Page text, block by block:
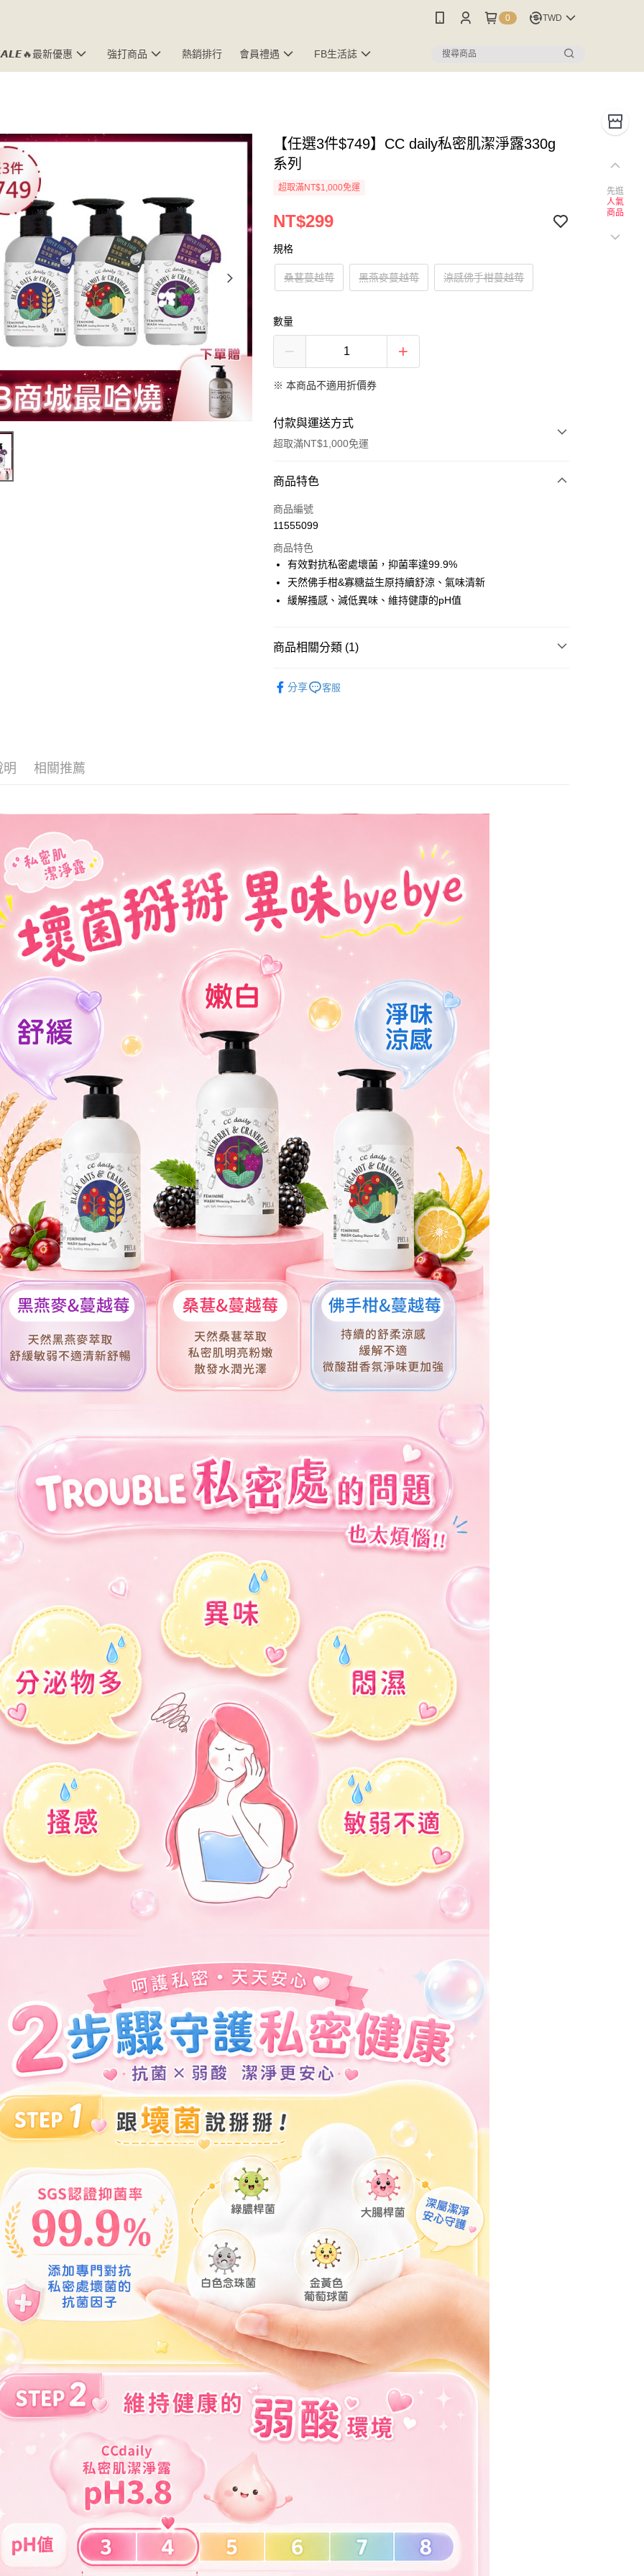
0 TWD
最新優惠 強打商品 熱銷排行 會員禮遇 FB生活誌
【任選3件$749】CC daily私密肌潔淨露330g
系列
超取滿NT$1,000免運
NT$299
規格
桑葚蔓越莓 黑燕麥蔓越莓 涼感佛手柑蔓越莓
數量
※ 本商品不適用折價券
付款與運送方式
超取滿NT$1,000免運
付款方式
信用卡一次付款
3 期 0 利率 每期NT$99
合作金庫商業銀行
第一商業銀行
華南商業銀行
彰化商業銀行
臺灣中小企業銀行
匯豐（台灣）商業銀行
元大商業銀行
超商取貨付款
悠遊付
流程，驗證手機門號後，選擇欲分期的期數、繳款截止日，確認付款後即
4.訂單成立30分鐘內，如未前往確認交易或遇審核未通過，訂單將自動取
消。如遇「轉專審核」未通過狀況，表示未達大哥付你分期系統評分，恕
無法說明評估內容。
【繳款方式說明】
1.分期款項不併入電信帳單，「大哥付你分期」於每月結算日後寄送繳費提
醒簡訊。
2.透過簡訊連結打開帳單後，可選擇「超商條碼／台灣大直營門市／銀行轉
【注意事項】
1.本服務係由「台灣大哥大股份有限公司」（以下簡稱本公司）所提供，讓
用戶於交易時，得透過本服務購買商品或服務，並由商店將買賣／分期付
款買賣價金債權讓與本公司後，依約使用本公司帳單繳交帳款。
2.基於同意付款使用「大哥付你分期」之契約關係目的，商店將以您的個人
資料（包含姓名、電話或地址）提供予台灣大哥大進項蒐集、處理及利
用，由本公司與您本人進行分期帳單所需資料之確認、核對及更正。
3.完整用戶服務條款，請詳閱以下連結：
https://oppay.tw/userRule
【關於「AFTEE先享後付」】
１．簡單：不需註冊會員、不需綁卡、不需儲值。
２．便利：只要手機號碼，簡訊認證，即可結帳。
３．安心：先確認商品／服務後，再付款。
【「AFTEE先享後付」結帳流程】
１．於結帳方式選擇「AFTEE先享後付」後，將跳轉至「AFTEE先享後
付」結帳頁面，進行簡訊認證並確認金額後，即可完成結帳。
２．訂單成立數日內，您將收到繳費通知簡訊。
３．收到繳費通知簡訊後14天內，點擊此簡訊中的連結，可透過四大超商
／ATM／網路銀行／等多元方式進行付款，方視為交易完成。
※ 請注意：結帳手續完成當下不需立刻繳費，但若您需要取消訂單，請聯
絡購買商品的店家。未經商家同意取消之訂單仍視為有效，需透過AFTEE
先享後付繳納相關費用。
※ 交易是否成功請以「AFTEE先享後付 」之結帳頁面顯示為準，若有關於
是否繳費成功／繳費後需取消欲退款等相關疑問，請聯繫「AFTEE先享後
https://netprotections.freshdesk.com/support/home
１．透過由恩沛科技股份有限公司提供之「AFTEE先享後付」服務完成之
交易，需依本服務之必要範圍內提供個人資料，並將交易相關給付款項請
求債權轉讓予恩沛科技股份有限公司。
２．關於個人資料處理事宜，請瀏覽以下網址：
https://aftee.tw/terms/#terms3
３．未成年的使用者請事先徵得法定代理人或監護人之同意方可使用
「AFTEE先享後付」，若未經同意申辦者引起之損失，本公司不負相關責
任。
４．使用「AFTEE先享後付」時，將依據個別帳號之用戶狀況，依本公司
即時審查核予不同之上限額度；若仍有額度不足之情形，本公司將視審查
結果請求用戶進行身份認證。
５．嚴禁一人註冊多個帳號或使用他人資訊註冊。若發現惡意使用之情
形，恩沛科技股份有限公司將有權停止該用戶之使用額度並採取法律行
「Hami Point」為中華電信所提供之點數服務，可於會員專區綁定中華電
信會員帳號後，即可在購物車使用 Hami Point 折抵消費金額 (1點等於1
元)。
ATM付款
貨到付款
全家取貨付款
每筆NT$90，滿NT$1,000(含以上)免運費
付款後全家取貨
每筆NT$90，滿NT$1,000(含以上)免運費
每筆NT$90，滿NT$1,000(含以上)免運費
每筆NT$90，滿NT$1,000(含以上)免運費
7-11取貨付款
每筆NT$90，滿NT$1,000(含以上)免運費
付款後7-11取貨
每筆NT$90，滿NT$1,000(含以上)免運費
宅配
每筆NT$90，滿NT$1,000(含以上)免運費
貨到付款
每筆NT$90，滿NT$1,000(含以上)免運費
商品特色
商品編號
11555099
商品特色
有效對抗私密處壞菌，抑菌率達99.9%
天然佛手柑&寡糖益生原持續舒涼、氣味清新
緩解搔感、減低異味、維持健康的pH值
商品相關分類 (1)
分享
客服
明 相關推薦
先逛
人氣
商品